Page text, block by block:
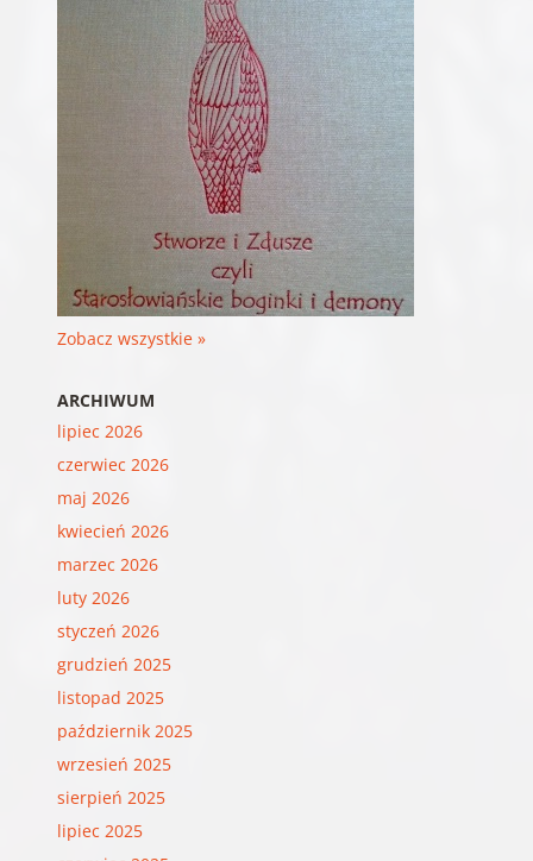
Zobacz wszystkie »
ARCHIWUM
lipiec 2026
czerwiec 2026
maj 2026
kwiecień 2026
marzec 2026
luty 2026
styczeń 2026
grudzień 2025
listopad 2025
październik 2025
wrzesień 2025
sierpień 2025
lipiec 2025